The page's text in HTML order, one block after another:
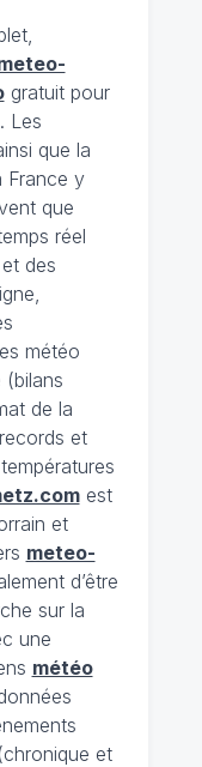
gratuit pour
Les
que la
France y
que
réel
des
météo
de la
et
est
et
meteo-
d’être
sur la
une
météo
et